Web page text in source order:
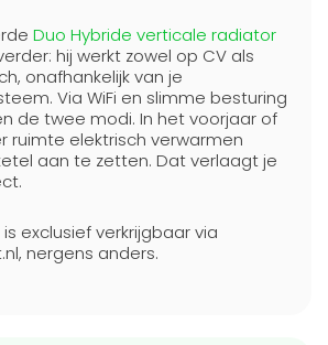
Duo Hybride verticale radiator
hij werkt zowel op CV als
onafhankelijk van je
Via WiFi en slimme besturing
de twee modi. In het voorjaar of
ruimte elektrisch verwarmen
aan te zetten. Dat verlaagt je
exclusief verkrijgbaar via
nergens anders.